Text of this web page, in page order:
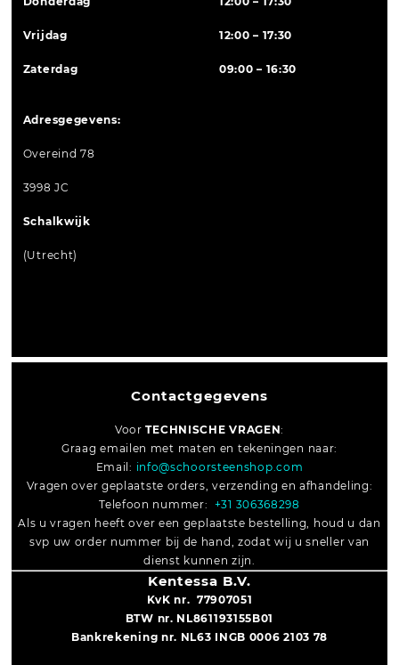
Contactgegevens
VoorTECHNISCHE VRAGEN:
Graag emailen met maten en tekeningen naar:
Email: info@schoorsteenshop.com
Vragen over geplaatste orders, verzending en afhandeling:
Telefoon nummer: +31 306368298
Als u vragen heeft over een geplaatste bestelling, houd u dan
svp uw order nummer bij de hand, zodat wij u sneller van
dienst kunnen zijn.
Kentessa B.V.
KvK nr. 77907051
BTW nr. NL861193155B01
Bankrekening nr. NL63 INGB 0006 2103 78
Vrijdag 12:00 – 17:30
Zaterdag 09:00 – 16:30
Adresgegevens:
Overeind 78
3998 JC
Schalkwijk
(Utrecht)